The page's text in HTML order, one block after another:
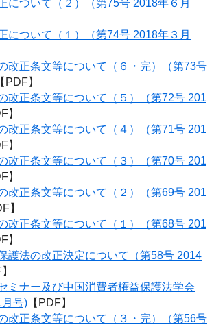
について（２）（第75号 2018年６月
について（１）（第74号 2018年３月
改正条文等について（６・完）（第73号
【PDF】
改正条文等について（５）（第72号 201
】
改正条文等について（４）（第71号 201
】
改正条文等について（３）（第70号 201
】
改正条文等について（２）（第69号 201
】
改正条文等について（１）（第68号 201
】
護法の改正決定について（第58号 2014
ミナー及び中国消費者権益保護法学会
号) 【PDF】
改正条文等について（３・完）（第56号